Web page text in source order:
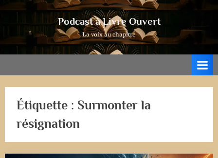
Podcast à Livre Ouvert
La voix au chapitre
Étiquette : Surmonter la
résignation